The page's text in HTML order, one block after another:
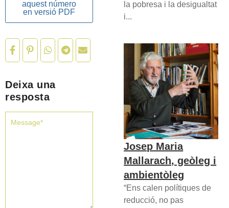
aquest número
en versió PDF
Deixa una
resposta
la pobresa i la desigualtat
i...
Josep Maria
Mallarach, geòleg i
ambientòleg
“Ens calen polítiques de
reducció, no pas